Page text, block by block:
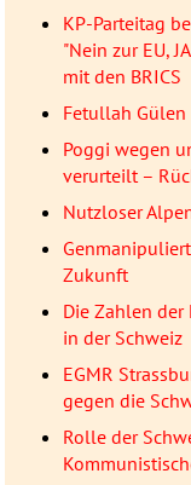
KP-Parteitag
"Nein zur EU,
mit den BRICS
Fetullah
Poggi wegen
verurteilt –
Nutzloser
Zukunft
Die Zahlen
in der Schweiz
EGMR
gegen die
Rolle der